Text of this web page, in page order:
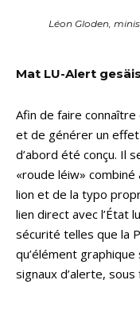
Léon Gloden,
Mat LU-Alert
Afin de faire
et de générer un effet
d’abord été conçu. Il
«roude léiw» combiné
lion et de la typo
lien direct avec l’État
sécurité telles que la
qu’élément
signaux d’alerte,